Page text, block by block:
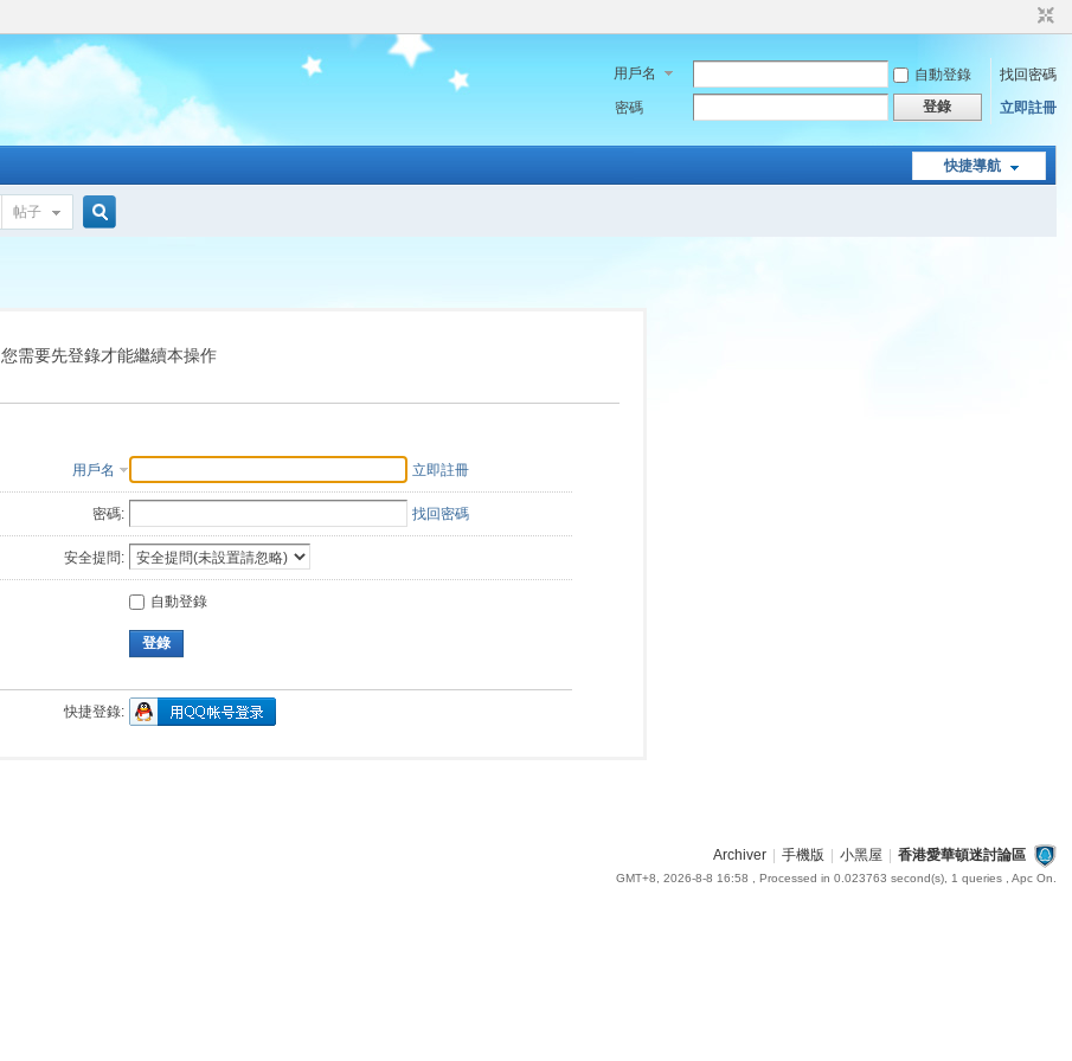
用戶名 自動登錄
找回密碼
密碼
登錄 立即註冊
快捷導航
帖子
索
您需要先登錄才能繼續本操作
用戶名 立即註冊
密碼: 找回密碼
安全提問:
自動登錄
登錄
快捷登錄:
Archiver 手機版 小黑屋 香港愛華頓迷討論區
GMT+8, 2026-8-8 16:58 , Processed in 0.023763 second(s), 1 queries , Apc On.